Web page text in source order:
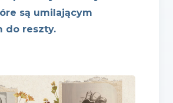
są umilającym
do reszty.